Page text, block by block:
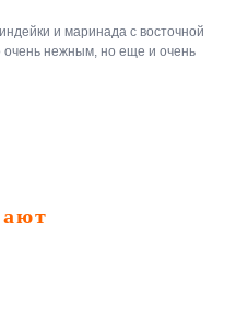
и маринада с восточной
очень нежным, но еще и очень